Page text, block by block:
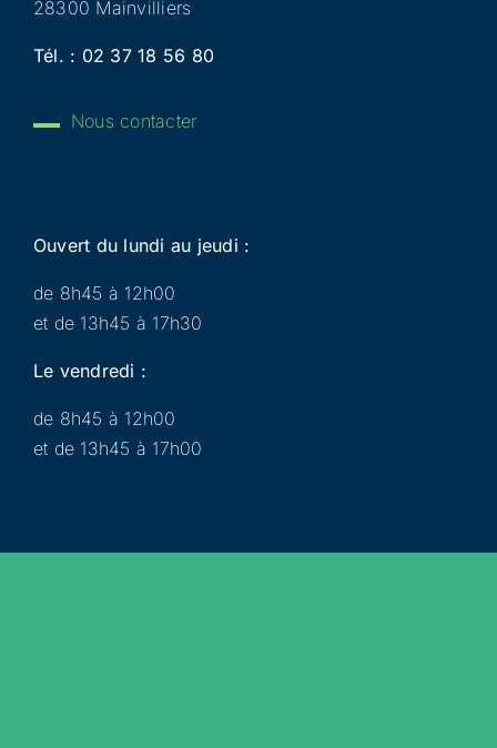
28300 Mainvilliers
Tél. : 02 37 18 56 80
Nous contacter
Ouvert du lundi au jeudi :
de 8h45 à 12h00
et de 13h45 à 17h30
Le vendredi :
de 8h45 à 12h00
et de 13h45 à 17h00